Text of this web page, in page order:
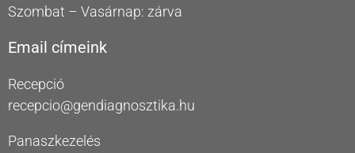
Szombat – Vasárnap: zárva
Email címeink
Recepció
recepcio@gendiagnosztika.hu
Panaszkezelés